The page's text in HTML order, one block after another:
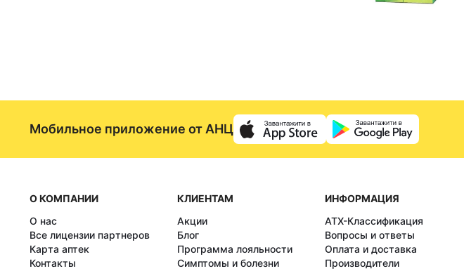
Мобильное приложение от АНЦ
О КОМПАНИИ
О нас
Все лицензии партнеров
Карта аптек
Контакты
КЛИЕНТАМ
Акции
Блог
Программа лояльности
Симптомы и болезни
ИНФОРМАЦИЯ
АТХ-Классификация
Вопросы и ответы
Оплата и доставка
Производители